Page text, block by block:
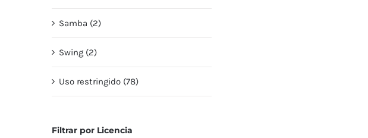
Samba (2)
Swing (2)
Uso restringido (78)
Filtrar por Licencia